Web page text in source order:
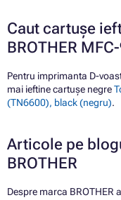
Caut cartușe
BROTHER
Pentru imprimanta D-
mai ieftine cartușe negre
(TN6600), black (negru).
Articole pe
BROTHER
Despre marca BROTHER